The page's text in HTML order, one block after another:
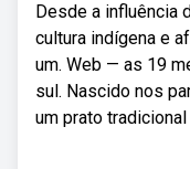
Desde a influência
cultura indígena e
um. Web — as 19
sul. Nascido nos
um prato